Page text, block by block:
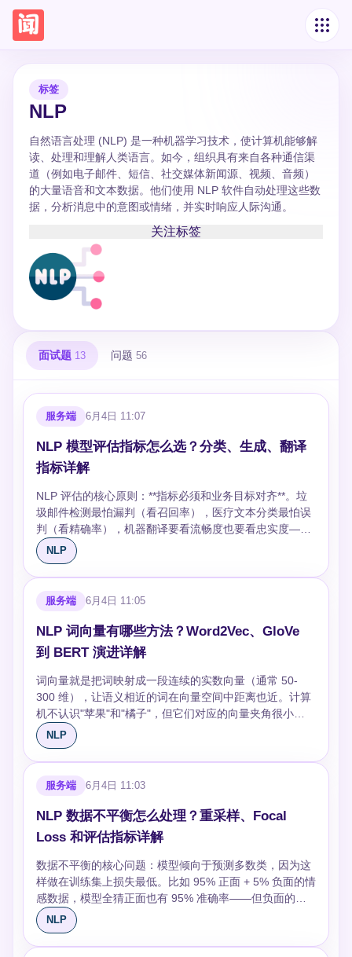
标签
NLP
自然语言处理 (NLP) 是一种机器学习技术，使计算机能够解
读、处理和理解人类语言。如今，组织具有来自各种通信渠
道（例如电子邮件、短信、社交媒体新闻源、视频、音频）
的大量语音和文本数据。他们使用 NLP 软件自动处理这些数
据，分析消息中的意图或情绪，并实时响应人际沟通。
关注标签
面试题 13 问题 56
服务端 6月4日 11:07
NLP 模型评估指标怎么选？分类、生成、翻译
指标详解
NLP 评估的核心原则：**指标必须和业务目标对齐**。垃
圾邮件检测最怕漏判（看召回率），医疗文本分类最怕误
判（看精确率），机器翻译要看流畅度也要看忠实度——
同一个 F1 分数在不同场景下含义完全不同。 按任务类型
选择指标的速查表： | 任务 | 核心指标 | 辅助指标 | |------
|----------|----------| | 文本分类 | F1（不平衡时）、
Accuracy（平衡时） | 混淆矩阵、AUC-ROC | | 命名实体
型分别看 | | 机器翻译 | BLEU | COMET、人工评估 | | 文
本摘要 | ROUGE-L | 事实一致性、人工评估 | | 问答 | EM
+ F1 | BERTScore | | 生成式 | 人工评估为主 | LLM-as-
Judge、BERTScore | ## 分类指标：精确率、召回率、
F1 怎么选 精确率（Precision）= 模型预测为正的有多少
真的是正。召回率（Recall）= 真正的正例有多少被模型
找到了。F1 是两者的调和平均，偏向更低的那个——精
确率 0.9 但召回率 0.3，F1 只有 0.45。 **选哪个取决于
犯哪种错的代价更高**：漏掉一个欺诈交易代价大→优先
F1。 多分类时，宏平均（macro）把每个类平等对待，微
平均（micro）让大类主导结果。类别不平衡时宏平均更
能反映少数类的表现。 ## 生成任务指标：BLEU 和
ROUGE 的局限 **BLEU** 算预测和参考答案的 n-gram 重
合度，加简洁性惩罚。范围 0-1，越高越好。但 BLEU 只
看字面重叠，"我很开心"和"我非常高兴"语义相同但 BLEU
分很低。而且 BLEU 对短翻译偏宽容（n-gram 容易命
中），对长翻译偏严苛。 **ROUGE** 面向摘要任务，侧
重召回率——参考答案里的关键信息，模型摘要覆盖了多
NLP
服务端 6月4日 11:05
NLP 词向量有哪些方法？Word2Vec、GloVe
到 BERT 演进详解
词向量就是把词映射成一段连续的实数向量（通常 50-
300 维），让语义相近的词在向量空间中距离也近。计算
机不认识"苹果"和"橘子"，但它们对应的向量夹角很小
——"苹果"和"汽车"的向量夹角大。这个"距离近=语义
近"的性质，是一切下游 NLP 任务的基础。 词向量方法经
历了三代演进：**静态词向量**（每个词固定一个向量）→
**上下文词向量**（同一个词在不同语境中有不同向量）→
Word2Vec / GloVe / FastText **Word2Vec**（2013）的
核心思想：上下文相似的词，语义也相似。两种训练方式
——CBOW 用上下文预测中心词（快，适合常用词），
Skip-gram 用中心词预测上下文（慢，但稀有词效果更
好）。训练出的向量支持类比运算：`king - man +
woman ≈ queen`。 **GloVe**（2014）换了个思路：不靠
上下文窗口，而是利用全局的词-词共现矩阵。最小化
`w_i · w_j + b_i + b_j - log(X_ij)` 的差距，本质上是对共
现矩阵做分解。在大规模语料上比 Word2Vec 更稳。
NLP
服务端 6月4日 11:03
NLP 数据不平衡怎么处理？重采样、Focal
Loss 和评估指标详解
数据不平衡的核心问题：模型倾向于预测多数类，因为这
样做在训练集上损失最低。比如 95% 正面 + 5% 负面的情
感数据，模型全猜正面也有 95% 准确率——但负面的召
回率是 0。 解决思路分三层：**数据层**（调整样本分
布）、**算法层**（调整学习过程）、**评估层**（选对指
标）。 ## 数据层：重采样 **过采样**：复制少数类样本。
NLP